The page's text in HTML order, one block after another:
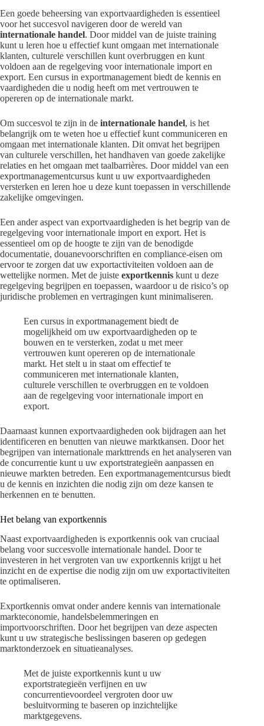
Een goede beheersing van exportvaardigheden is essentieel
voor het succesvol navigeren door de wereld van
internationale handel. Door middel van de juiste training
kunt u leren hoe u effectief kunt omgaan met internationale
klanten, culturele verschillen kunt overbruggen en kunt
voldoen aan de regelgeving voor internationale import en
export. Een cursus in exportmanagement biedt de kennis en
vaardigheden die u nodig heeft om met vertrouwen te
opereren op de internationale markt.
Om succesvol te zijn in de internationale handel, is het
belangrijk om te weten hoe u effectief kunt communiceren en
omgaan met internationale klanten. Dit omvat het begrijpen
van culturele verschillen, het handhaven van goede zakelijke
relaties en het omgaan met taalbarrières. Door middel van een
exportmanagementcursus kunt u uw exportvaardigheden
versterken en leren hoe u deze kunt toepassen in verschillende
zakelijke omgevingen.
Een ander aspect van exportvaardigheden is het begrip van de
regelgeving voor internationale import en export. Het is
essentieel om op de hoogte te zijn van de benodigde
documentatie, douanevoorschriften en compliance-eisen om
ervoor te zorgen dat uw exportactiviteiten voldoen aan de
wettelijke normen. Met de juiste exportkennis kunt u deze
regelgeving begrijpen en toepassen, waardoor u de risico’s op
juridische problemen en vertragingen kunt minimaliseren.
Een cursus in exportmanagement biedt de
mogelijkheid om uw exportvaardigheden op te
bouwen en te versterken, zodat u met meer
vertrouwen kunt opereren op de internationale
markt. Het stelt u in staat om effectief te
communiceren met internationale klanten,
culturele verschillen te overbruggen en te voldoen
aan de regelgeving voor internationale import en
export.
Daarnaast kunnen exportvaardigheden ook bijdragen aan het
identificeren en benutten van nieuwe marktkansen. Door het
begrijpen van internationale markttrends en het analyseren van
de concurrentie kunt u uw exportstrategieën aanpassen en
nieuwe markten betreden. Een exportmanagementcursus biedt
u de kennis en inzichten die nodig zijn om deze kansen te
herkennen en te benutten.
Het belang van exportkennis
Naast exportvaardigheden is exportkennis ook van cruciaal
belang voor succesvolle internationale handel. Door te
investeren in het vergroten van uw exportkennis krijgt u het
inzicht en de expertise die nodig zijn om uw exportactiviteiten
te optimaliseren.
Exportkennis omvat onder andere kennis van internationale
markteconomie, handelsbelemmeringen en
importvoorschriften. Door het begrijpen van deze aspecten
kunt u uw strategische beslissingen baseren op gedegen
marktonderzoek en situatieanalyses.
Met de juiste exportkennis kunt u uw
exportstrategieën verfijnen en uw
concurrentievoordeel vergroten door uw
besluitvorming te baseren op inzichtelijke
marktgegevens.